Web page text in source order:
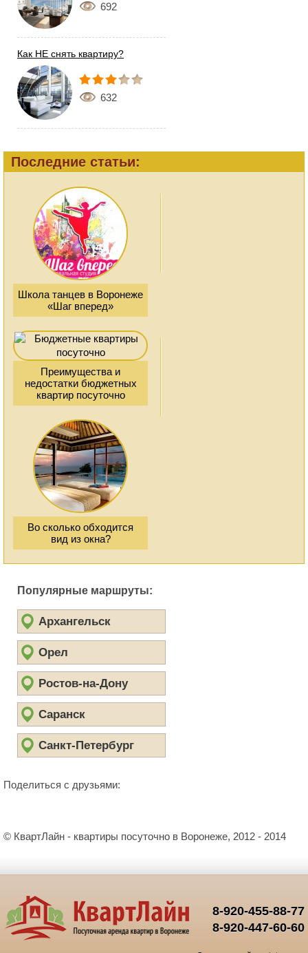
692
Как НЕ снять квартиру?
632
Последние статьи:
Школа танцев в Воронеже
«Шаг вперед»
Преимущества и
недостатки бюджетных
квартир посуточно
Во сколько обходится
вид из окна?
Популярные маршруты:
Архангельск
Орел
Ростов-на-Дону
Саранск
Санкт-Петербург
Поделиться с друзьями:
© КвартЛайн - квартиры посуточно в Воронеже, 2012 - 2014
8-920-455-88-77
8-920-447-60-60